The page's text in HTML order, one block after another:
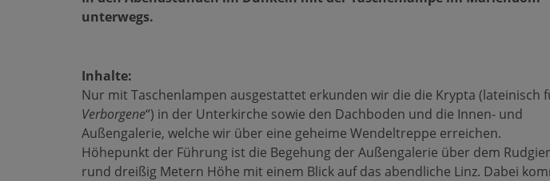
unterwegs.
Inhalte:
Nur mit Taschenlampen ausgestattet erkunden wir die die Krypta (lateinisch
Verborgene“) in der Unterkirche sowie den Dachboden und die Innen- und
Außengalerie, welche wir über eine geheime Wendeltreppe erreichen.
Höhepunkt der Führung ist die Begehung der Außengalerie über dem
rund dreißig Metern Höhe mit einem Blick auf das abendliche Linz. Dabei